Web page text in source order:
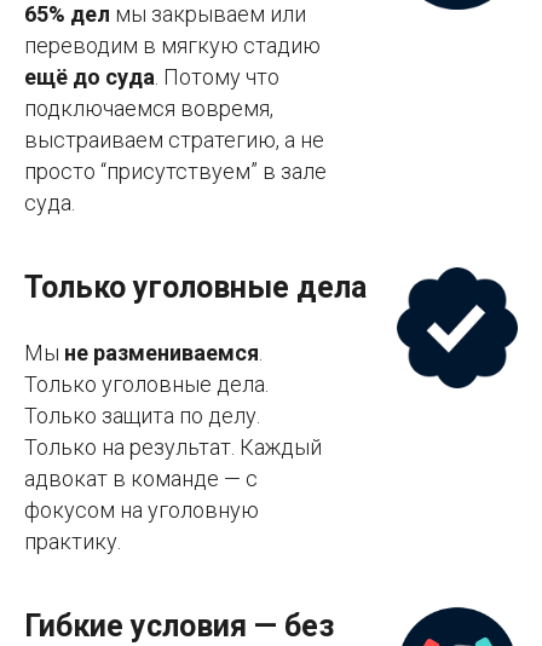
65% дел мы закрываем или
переводим в мягкую стадию
ещё до суда. Потому что
подключаемся вовремя,
выстраиваем стратегию, а не
просто “присутствуем” в зале
суда.
Только уголовные дела
Мы не размениваемся.
Только уголовные дела.
Только защита по делу.
Только на результат. Каждый
адвокат в команде — с
фокусом на уголовную
практику.
Гибкие условия — без